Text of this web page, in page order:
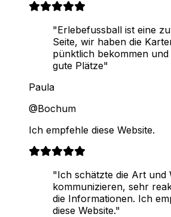
"Erlebefussball ist eine
Seite, wir haben die
pünktlich bekommen
gute Plätze"
Paula
@Bochum
Ich empfehle diese Website.
"Ich schätzte die Art und
kommunizieren, sehr
die Informationen. Ich
diese Website."